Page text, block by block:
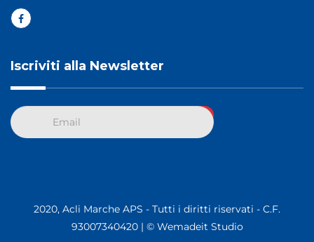
Iscriviti alla Newsletter
2020, Acli Marche APS - Tutti i diritti riservati - C.F.
93007340420 | © Wemadeit Studio